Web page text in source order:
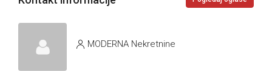
MODERNA Nekretnine